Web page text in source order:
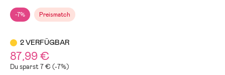
-7% Preismatch
2 VERFÜGBAR
87,99 €
Du sparst 7 € (-7%)